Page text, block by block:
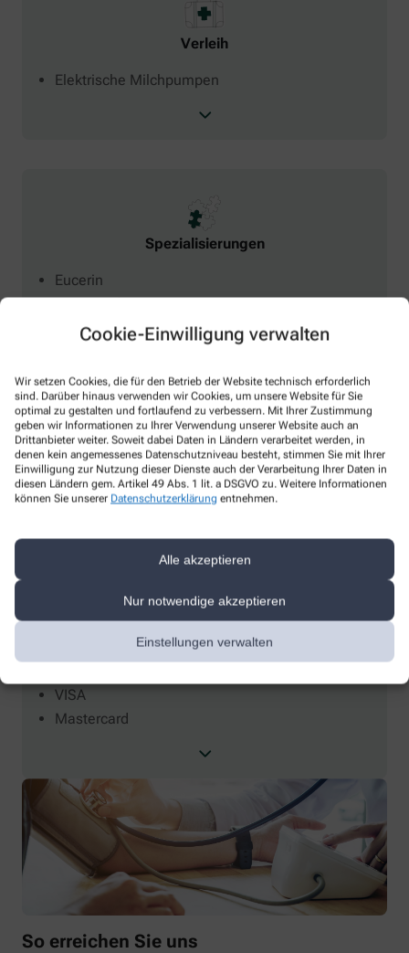
Cookie-Einwilligung verwalten
Wir setzen Cookies, die für den Betrieb der Website technisch erforderlich
sind. Darüber hinaus verwenden wir Cookies, um unsere Website für Sie
optimal zu gestalten und fortlaufend zu verbessern. Mit Ihrer Zustimmung
geben wir Informationen zu Ihrer Verwendung unserer Website auch an
Drittanbieter weiter. Soweit dabei Daten in Ländern verarbeitet werden, in
denen kein angemessenes Datenschutzniveau besteht, stimmen Sie mit Ihrer
Einwilligung zur Nutzung dieser Dienste auch der Verarbeitung Ihrer Daten in
diesen Ländern gem. Artikel 49 Abs. 1 lit. a DSGVO zu. Weitere Informationen
können Sie unserer Datenschutzerklärung entnehmen.
Alle akzeptieren
Nur notwendige akzeptieren
Einstellungen verwalten
Verleih
Elektrische Milchpumpen
Spezialisierungen
Eucerin
Linola
Physiogel
Zahlungsarten
EC-Karte
VISA
Mastercard
So erreichen Sie uns